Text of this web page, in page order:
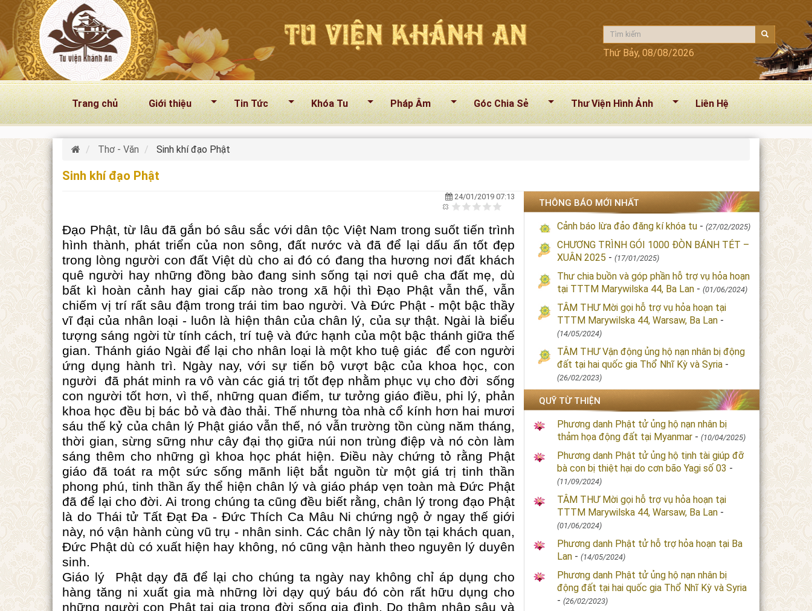
Nhảy đến nội dung
Thứ Bảy, 08/08/2026
Trang chủ Giới thiệu Tin Tức Khóa Tu Pháp Âm Góc Chia Sẻ Thư Viện Hình Ảnh Liên Hệ
Thơ - Văn Sinh khí đạo Phật
Sinh khí đạo Phật
24/01/2019 07:13
Đạo Phật, từ lâu đã gắn bó sâu sắc với dân tộc Việt Nam trong suốt tiến trình
hình thành, phát triển của non sông, đất nước và đã để lại dấu ấn tốt đẹp
trong lòng người con đất Việt dù cho ai đó có đang tha hương nơi đất khách
quê người hay những đồng bào đang sinh sống tại nơi quê cha đất mẹ, dù
bất kì hoàn cảnh hay giai cấp nào trong xã hội thì Đạo Phật vẫn thế, vẫn
chiếm vị trí rất sâu đậm trong trái tim bao người. Và Đức Phật - một bậc thầy
vĩ đại của nhân loại - luôn là hiện thân của chân lý, của sự thật. Ngài là biểu
tượng sáng ngời từ tính cách, trí tuệ và đức hạnh của một bậc thánh giữa thế
gian. Thánh giáo Ngài để lại cho nhân loại là một kho tuệ giác để con người
ứng dụng hành trì. Ngày nay, với sự tiến bộ vượt bậc của khoa học, con
người đã phát minh ra vô vàn các giá trị tốt đẹp nhằm phục vụ cho đời sống
con người tốt hơn, vì thế, những quan điểm, tư tưởng giáo điều, phi lý, phản
khoa học đều bị bác bỏ và đào thải. Thế nhưng tòa nhà cổ kính hơn hai mươi
sáu thế kỷ của chân lý Phật giáo vẫn thế, nó vẫn trường tồn cùng năm tháng,
thời gian, sừng sững như cây đại thọ giữa núi non trùng điệp và nó còn làm
sáng thêm cho những gì khoa học phát hiện. Điều này chứng tỏ rằng Phật
giáo đã toát ra một sức sống mãnh liệt bắt nguồn từ một giá trị tinh thần
phong phú, tinh thần ấy thể hiện chân lý và giáo pháp vẹn toàn mà Đức Phật
đã để lại cho đời. Ai trong chúng ta cũng đều biết rằng, chân lý trong đạo Phật
là do Thái tử Tất Đạt Đa - Đức Thích Ca Mâu Ni chứng ngộ ở ngay thế giới
này, nó vận hành cùng vũ trụ - nhân sinh. Các chân lý này tồn tại khách quan,
Đức Phật dù có xuất hiện hay không, nó cũng vận hành theo nguyên lý duyên
sinh.
Giáo lý Phật dạy đã để lại cho chúng ta ngày nay không chỉ áp dụng cho
hàng tăng ni xuất gia mà những lời dạy quý báu đó còn rất hữu dụng cho
những người con Phật tại gia trong đời sống gia đình. Do thâm nhập sâu và
THÔNG BÁO MỚI NHẤT
Cảnh báo lừa đảo đăng kí khóa tu- (27/02/2025)
CHƯƠNG TRÌNH GÓI 1000 ĐÒN BÁNH TÉT –
XUÂN 2025 - (17/01/2025)
Thư chia buồn và góp phần hỗ trợ vụ hỏa hoạn
tại TTTM Marywilska 44, Ba Lan- (01/06/2024)
TÂM THƯ Mời gọi hỗ trợ vụ hỏa hoạn tại
TTTM Marywilska 44, Warsaw, Ba Lan-
(14/05/2024)
TÂM THƯ Vận động ủng hộ nạn nhân bị động
đất tại hai quốc gia Thổ Nhĩ Kỳ và Syria-
(26/02/2023)
QUỸ TỪ THIỆN
Phương danh Phật tử ủng hộ nạn nhân bị
thảm họa động đất tại Myanmar- (10/04/2025)
Phương danh Phật tử ủng hộ tịnh tài giúp đỡ
bà con bị thiệt hại do cơn bão Yagi số 03 -
(11/09/2024)
TÂM THƯ Mời gọi hỗ trợ vụ hỏa hoạn tại
TTTM Marywilska 44, Warsaw, Ba Lan-
(01/06/2024)
Phương danh Phật tử hỗ trợ hỏa hoạn tại Ba
Lan - (14/05/2024)
Phương danh Phật tử ủng hộ nạn nhân bị
động đất tại hai quốc gia Thổ Nhĩ Kỳ và Syria
- (26/02/2023)